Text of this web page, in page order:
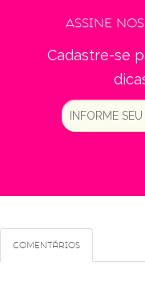
Assine
Cadastre-se
Comentários